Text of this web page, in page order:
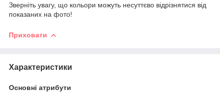
Зверніть увагу, що кольори можуть несуттєво відрізнятися від
показаних на фото!
Приховати
Характеристики
Основні атрибути